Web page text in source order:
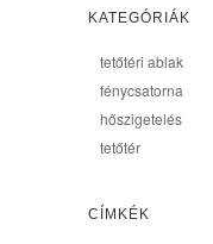
KATEGÓRIÁK
tetőtéri ablak
fénycsatorna
hőszigetelés
tetőtér
CÍMKÉK